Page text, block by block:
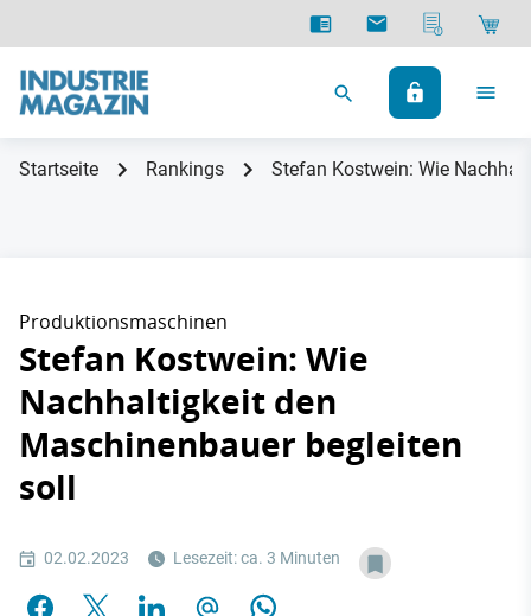
Startseite Rankings Stefan Kostwein: Wie
Produktionsmaschinen
Stefan Kostwein: Wie
Nachhaltigkeit den
Maschinenbauer begleiten
soll
02.02.2023 Lesezeit: ca. 3 Minuten